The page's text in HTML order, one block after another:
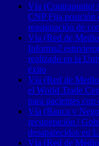
Vía (Contrapunto|
CNP Fija posición
reasignación de
Vía (Red de
Informa2
realizado en la
éxito
Vía (Red de
el World Trade
para pacientes con
Vía (Banca y
recuperación |
desaparecidos en
Vía (Red de